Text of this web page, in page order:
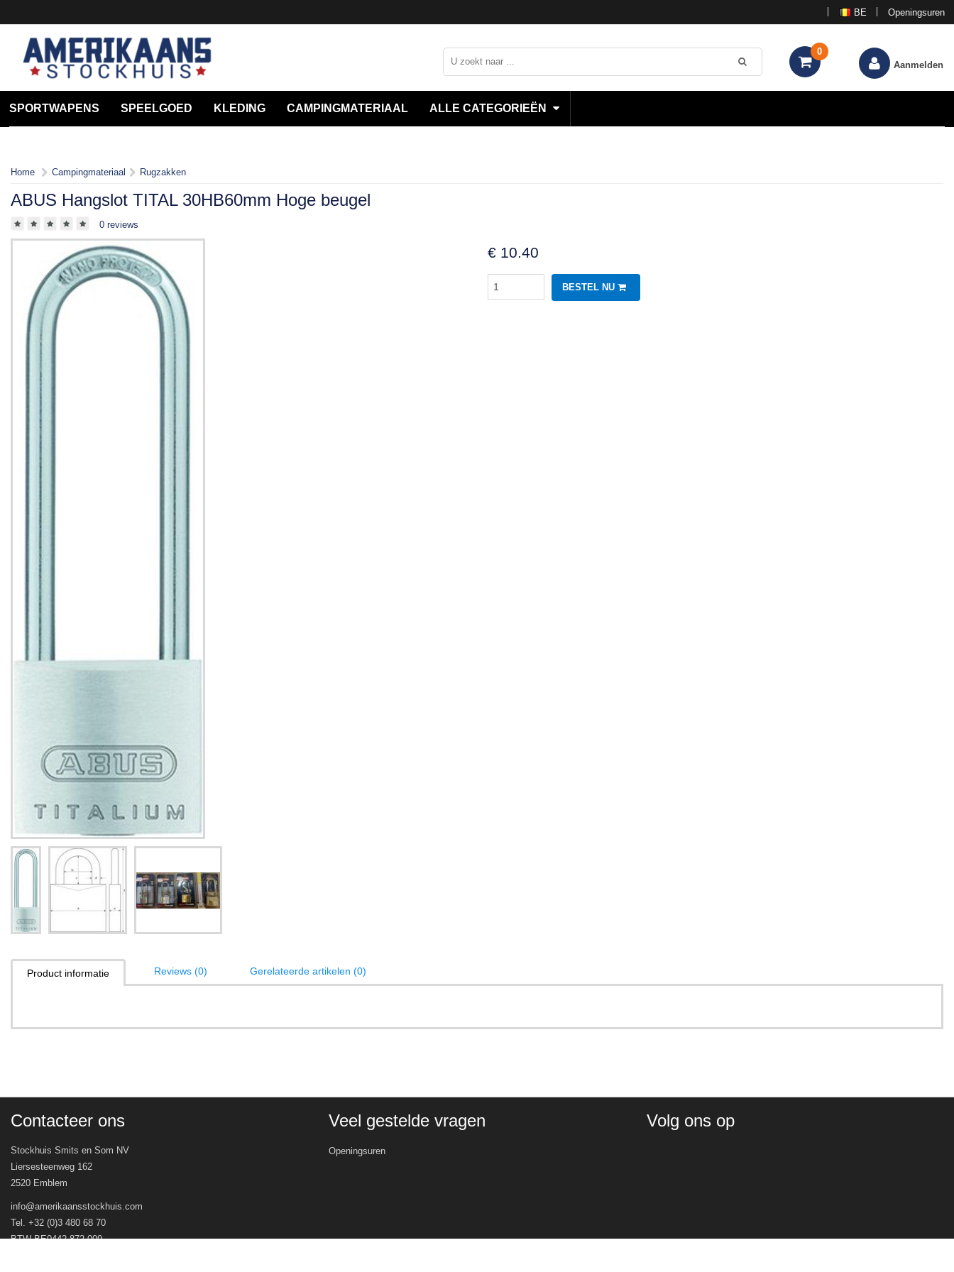
Openingsuren
BE
0
Aanmelden
SPORTWAPENS SPEELGOED KLEDING CAMPINGMATERIAAL ALLE CATEGORIEËN
Home Campingmateriaal Rugzakken
ABUS Hangslot TITAL 30HB60mm Hoge beugel
0 reviews
€ 10.40
BESTEL NU
Product informatie Reviews (0) Gerelateerde artikelen (0)
Contacteer ons
Stockhuis Smits en Som NV
Liersesteenweg 162
2520 Emblem
info@amerikaansstockhuis.com
Tel. +32 (0)3 480 68 70
BTW BE0442.872.009
Veel gestelde vragen
Openingsuren
Volg ons op